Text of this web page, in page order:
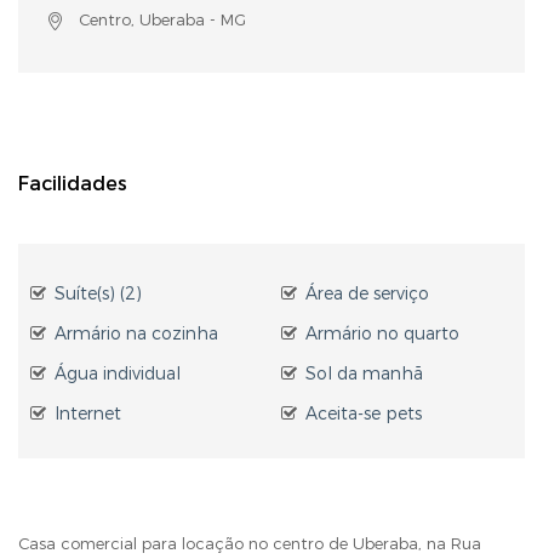
Centro, Uberaba - MG
Facilidades
Suíte(s) (2)
Área de serviço
Armário na cozinha
Armário no quarto
Água individual
Sol da manhã
Internet
Aceita-se pets
Casa comercial para locação no centro de Uberaba, na Rua